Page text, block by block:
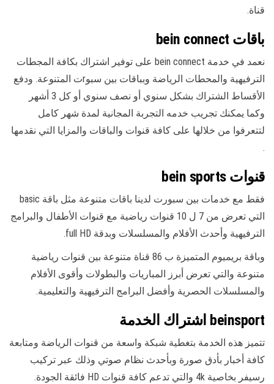
قناة.
باقات bein connect
نعمد في خدمة bein connect على توفير اشتراك بكافة المجطات
الترفيهية والمحطات الرياضة وبباقات بين سبوrت المتنوعة. ودفع
الأقساط الشتراك بشكل سنوي أو نصف سنوي أو كل 3 أشهر
وكما يمكنك تجريب خدمه التجربة المجانية لمدة شهر كامل
لتتعرفوا من خلالها على كافة قنوات والباقات والمزايا التي نقدمها
.
قنوات bein sports
فقط مع خدمات بين سبورت لدينا باقات متنوعة مثل باقة basic
التي تعرض من 7 ل 10 قنوات رياضية مع قنوات الأطفال والبرامج
الترفيهية وأحدث الأفلام والمسلسلات وبدقة full HD.
وباقة بريميوم المتميزة ب 86 قناة متنوعة بين قنوات رياضية
متنوعة والتي تعرض أبرز المباريات والبطولات وأقوى الأفلام
والمسلسلات الحصرية وأفضل البرامج الترفيهية والتعليمية.
beinsport اشتراك الخدمة
تتميز هذه الخدمة بتغطية شبكة واسعة من قنوات الرياضة ومتابعة
كافة أخبار بأدق صورة وبأحدث نظام صوتي وذلك عبر تركيب
رسيفر بخاصية 4k والتي تدعم كافة قنوات HD فائقة الجودة.